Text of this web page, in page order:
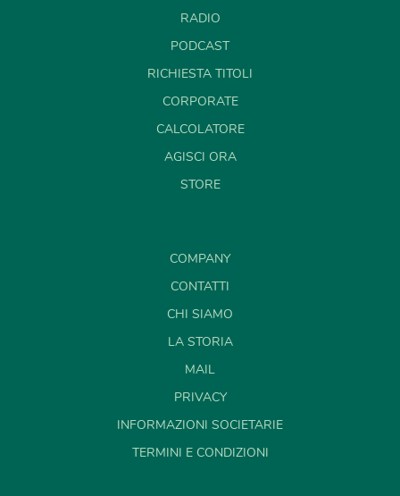
RADIO
PODCAST
RICHIESTA TITOLI
CORPORATE
CALCOLATORE
AGISCI ORA
STORE
COMPANY
CONTATTI
CHI SIAMO
LA STORIA
MAIL
PRIVACY
INFORMAZIONI SOCIETARIE
TERMINI E CONDIZIONI